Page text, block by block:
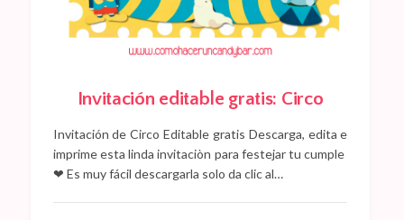
Invitación editable gratis: Circo
Invitación de Circo Editable gratis Descarga, edita e
imprime esta linda invitaciòn para festejar tu cumple
❤ Es muy fácil descargarla solo da clic al…